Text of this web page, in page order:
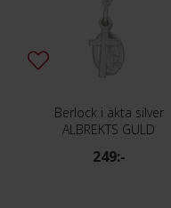
Berlock i äkta silver
ALBREKTS GULD
249:-